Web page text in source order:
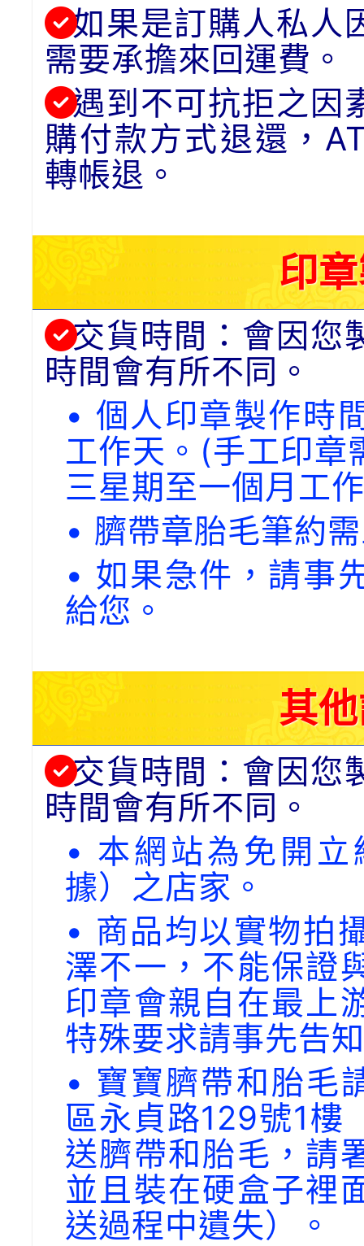
如果是訂購人私人
需要承擔來回運費。
遇到不可抗拒之因
購付款方式退還，
轉帳退。
印
交貨時間：會因您
時間會有所不同。
• 個人印章製作時
工作天。(手工印章
三星期至一個月工
• 臍帶章胎毛筆約
• 如果急件，請事
給您。
其
交貨時間：會因您
時間會有所不同。
• 本網站為免開
據）之店家。
• 商品均以實物拍
澤不一，不能保證
印章會親自在最上
特殊要求請事先告
• 寶寶臍帶和胎毛
區永貞路129號1樓
送臍帶和胎毛，請
並且裝在硬盒子裡
送過程中遺失）。